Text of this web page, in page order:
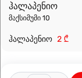
ჰალაპენიო
მაქსიმუმი 10
ჰალაპენიო 2 ₾